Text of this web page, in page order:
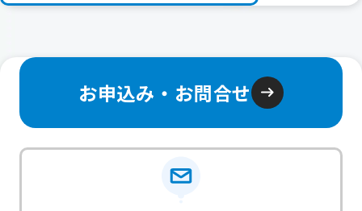
お申込み・お問合せ